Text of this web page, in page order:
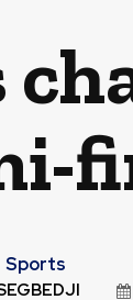
Sports